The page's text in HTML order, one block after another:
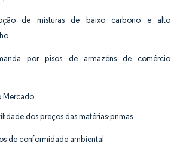
de misturas de baixo carbono e alto
por pisos de armazéns de comércio
Mercado
dos preços das matérias-primas
de conformidade ambiental